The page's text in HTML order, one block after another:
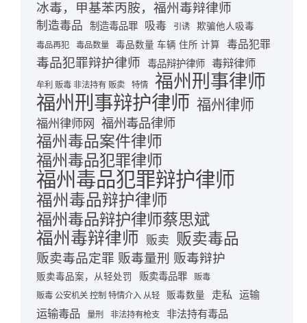
冰毒，甲基苯丙胺，福州毒辩律师
制造毒品 制造毒品罪 吸毒 引诱 欺骗他人吸毒
毒品再犯 毒品数量 毒品数量 车辆 住所 计算 毒品犯罪
毒品犯罪辩护律师 毒品辩护律师 毒辩律师
牟利 贩毒 非法持有 贩卖 特情 福州刑事律师
福州刑事辩护律师 福州律师
福州律师网 福州毒品律师
福州毒品案件律师
福州毒品犯罪律师
福州毒品犯罪辩护律师
福州毒品辩护律师
福州毒品辩护律师蔡思斌
福州毒辩律师 贩卖 贩卖毒品
贩卖毒品定罪 贩毒量刑 贩毒辩护
贩卖毒品案，从轻处罚 贩卖毒品罪
贩毒
贩毒 公安机关 控制 特情介入 从轻
贩毒数量 走私 运输
运输毒品 量刑 非法持有枪支 非法持有毒品